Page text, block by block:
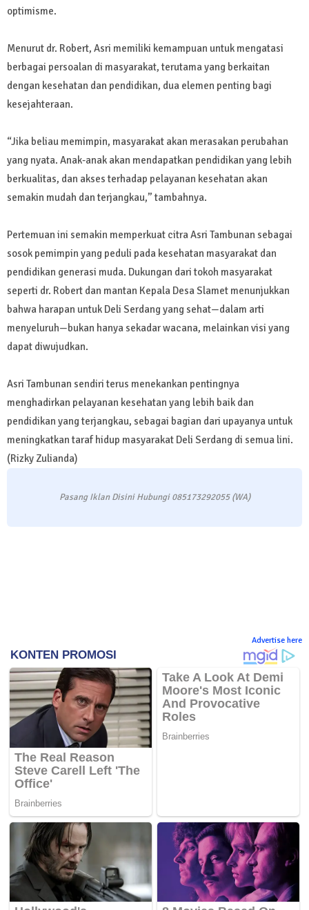
optimisme.
Menurut dr. Robert, Asri memiliki kemampuan untuk mengatasi
berbagai persoalan di masyarakat, terutama yang berkaitan
dengan kesehatan dan pendidikan, dua elemen penting bagi
kesejahteraan.
“Jika beliau memimpin, masyarakat akan merasakan perubahan
yang nyata. Anak-anak akan mendapatkan pendidikan yang lebih
berkualitas, dan akses terhadap pelayanan kesehatan akan
semakin mudah dan terjangkau,” tambahnya.
Pertemuan ini semakin memperkuat citra Asri Tambunan sebagai
sosok pemimpin yang peduli pada kesehatan masyarakat dan
pendidikan generasi muda. Dukungan dari tokoh masyarakat
seperti dr. Robert dan mantan Kepala Desa Slamet menunjukkan
bahwa harapan untuk Deli Serdang yang sehat—dalam arti
menyeluruh—bukan hanya sekadar wacana, melainkan visi yang
dapat diwujudkan.
Asri Tambunan sendiri terus menekankan pentingnya
menghadirkan pelayanan kesehatan yang lebih baik dan
pendidikan yang terjangkau, sebagai bagian dari upayanya untuk
meningkatkan taraf hidup masyarakat Deli Serdang di semua lini.
(Rizky Zulianda)
Pasang Iklan Disini Hubungi 085173292055 (WA)
Advertise here